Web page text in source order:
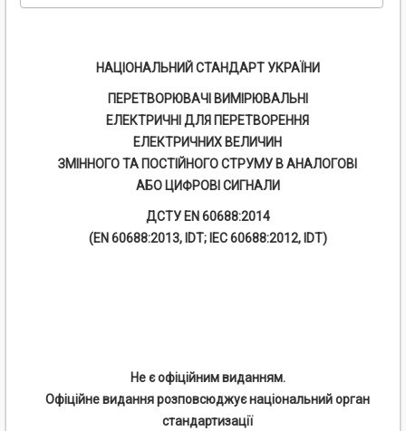
НАЦІОНАЛЬНИЙ СТАНДАРТ УКРАЇНИ
ПЕРЕТВОРЮВАЧІ ВИМІРЮВАЛЬНІ
ЕЛЕКТРИЧНІ ДЛЯ ПЕРЕТВОРЕННЯ
ЕЛЕКТРИЧНИХ ВЕЛИЧИН
ЗМІННОГО ТА ПОСТІЙНОГО СТРУМУ В АНАЛОГОВІ
АБО ЦИФРОВІ СИГНАЛИ
ДСТУ EN 60688:2014
(EN 60688:2013, IDT; IEC 60688:2012, IDT)
Не є офіційним виданням.
Офіційне видання розповсюджує національний орган
стандартизації